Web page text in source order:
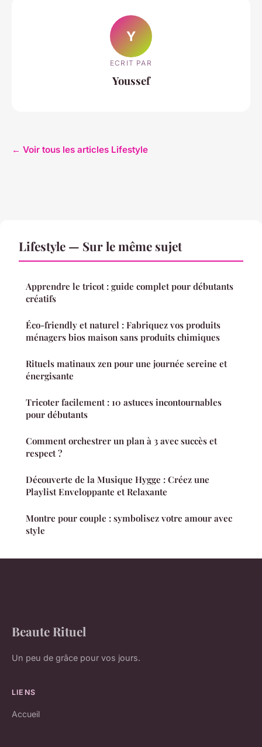
Y
ECRIT PAR
Youssef
← Voir tous les articles Lifestyle
Lifestyle — Sur le même sujet
Apprendre le tricot : guide complet pour débutants
créatifs
Éco-friendly et naturel : Fabriquez vos produits
ménagers bios maison sans produits chimiques
Rituels matinaux zen pour une journée sereine et
énergisante
Tricoter facilement : 10 astuces incontournables
pour débutants
Comment orchestrer un plan à 3 avec succès et
respect ?
Découverte de la Musique Hygge : Créez une
Playlist Enveloppante et Relaxante
Montre pour couple : symbolisez votre amour avec
style
Beaute Rituel
Un peu de grâce pour vos jours.
LIENS
Accueil